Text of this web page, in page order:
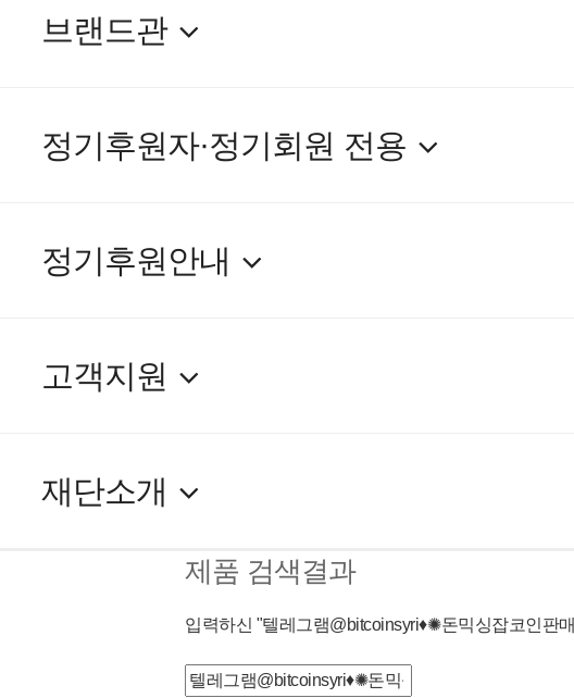
브랜드관
정기후원자·정기회원 전용
정기후원안내
고객지원
재단소개
제품 검색결과
입력하신 "텔레그램@bitcoinsyri♦✺돈믹싱잡코인판매
검